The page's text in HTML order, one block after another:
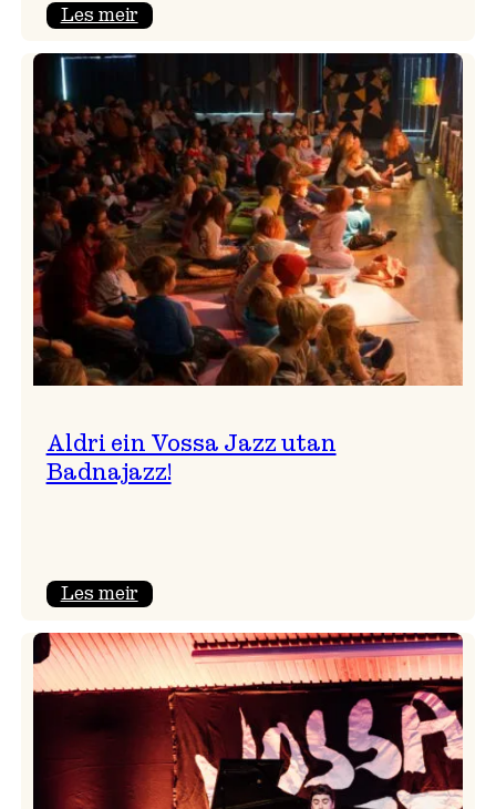
Les meir:
Band
Osasalen
Aldri ein Vossa Jazz utan
Badnajazz!
Les meir:
ein
Vossa
Jazz
utan
Badnajazz!